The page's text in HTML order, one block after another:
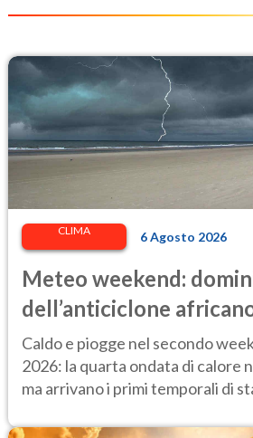
CLIMA 6 Agosto 2026
Meteo weekend:
dell’anticiclone
attenzione ai temporali
previsioni
Caldo e piogge nel secondo
2026: la quarta ondata di calore
ma arrivano i primi temporali di